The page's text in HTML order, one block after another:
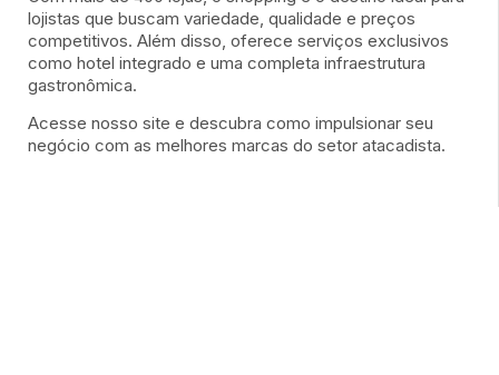
lojistas que buscam variedade, qualidade e preços
competitivos. Além disso, oferece serviços exclusivos
como hotel integrado e uma completa infraestrutura
gastronômica.
Acesse nosso site e descubra como impulsionar seu
negócio com as melhores marcas do setor atacadista.